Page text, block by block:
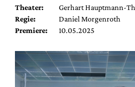
Theater:
Gerhart Hauptmann-
Regie:
Daniel Morgenroth
Premiere:
10.05.2025